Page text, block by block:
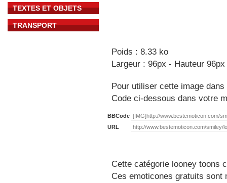
TEXTES ET OBJETS
TRANSPORT
Poids : 8.33 ko
Largeur : 96px - Hauteur 96px
Pour utiliser cette image
Code ci-dessous dans votre
BBCode
URL
Cette catégorie looney toons
Ces emoticones gratuits